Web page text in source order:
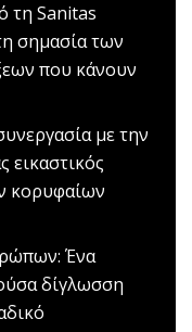
τη Sanitas
σημασία των
που κάνουν
με την
εικαστικός
κορυφαίων
Ένα
δίγλωσση